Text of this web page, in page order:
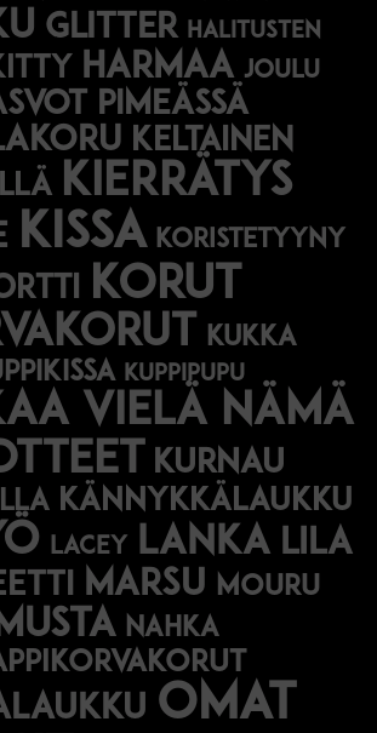
glitter halitusten
harmaa joulu
pimeässä
keltainen
kierrätys
kissa koristetyyny
korut
kukka
kuppipupu
vielä nämä
kurnau
kännykkälaukku
lacey lanka lila
marsu mouru
nahka
omat